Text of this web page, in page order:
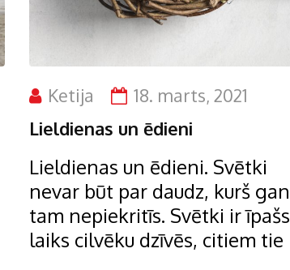
Ketija 18. marts, 2021
Lieldienas un ēdieni
Lieldienas un ēdieni. Svētki
nevar būt par daudz, kurš gan
tam nepiekritīs. Svētki ir īpašs
laiks cilvēku dzīvēs, citiem tie